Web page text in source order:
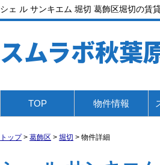
シェ ル サンキエム 堀切 葛飾区堀切の賃
スムラボ秋葉
TOP 物件情報
トップ> 葛飾区 > 堀切 > 物件詳細